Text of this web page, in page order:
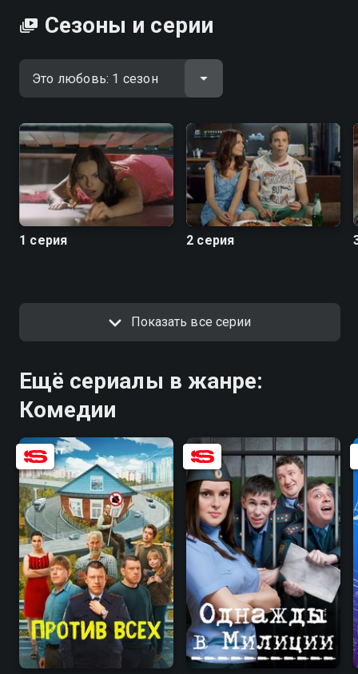
Сезоны и серии
1 серия 2 серия
Показать все серии
Ещё сериалы в жанре:
Комедии
7.7 6.3 5.2 3.1